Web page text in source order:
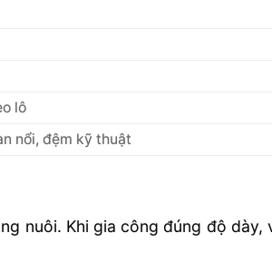
lô
nổi, đệm kỹ thuật
nuôi. Khi gia công đúng độ dày,